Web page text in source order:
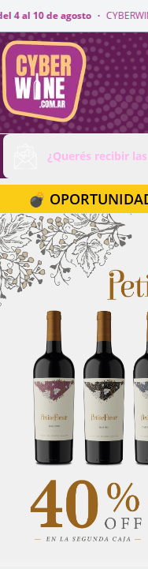
2026 · del 4 al 10 de
CyberWine
¿Querés recibir
💣